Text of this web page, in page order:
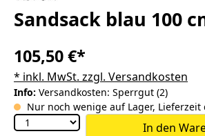
Sandsack blau 100
105,50 €*
* inkl. MwSt. zzgl. Versandkosten
Info: Versandkosten: Sperrgut (2)
Nur noch wenige auf Lager, Lieferzeit
In den